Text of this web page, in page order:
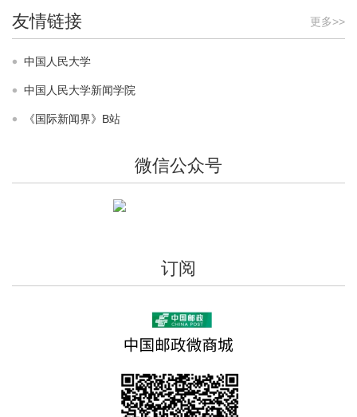
2015-01-06
2014-02-27
【本期话题】“气候变化中的气候传播”征稿公告（截稿时
【本期话题】“当代中国新闻观念的变迁与走向”征稿公告
【本期话题】“当代中外新闻理论研究的新进展”征稿公告
【本期话题】“媒体经营管理者与媒介表现”征稿公告（截
稿时间2014年5月1日）
友情链接 更多>>
中国人民大学
中国人民大学新闻学院
《国际新闻界》B站
微信公众号
订阅